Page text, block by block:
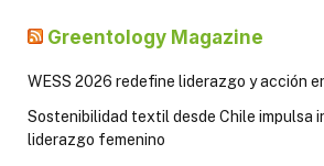
Greentology Magazine
WESS 2026 redefine liderazgo y acción
Sostenibilidad textil desde Chile impulsa
liderazgo femenino